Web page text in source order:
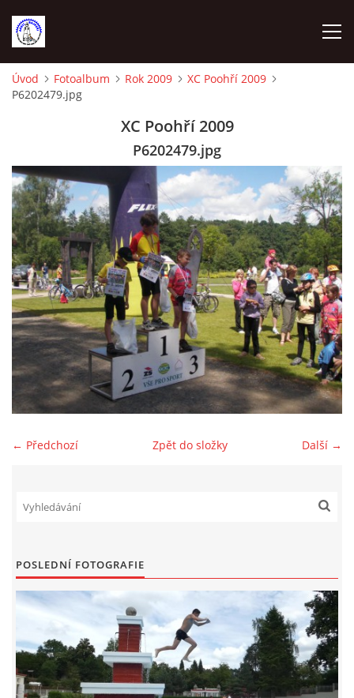
ÚVOD
VYBAVENÍ NA TRÉNINKY
VEDENÍ ODDÍLU
KONTAKTY
DOCHÁZKA A BODOVÁNÍ 2023
SEZNAM ČLENŮ
SPONZOŘI
PŘEHLED ZÁVODŮ
JEN PRO TRENÉRY
ZE ŽIVOTA BAJKERŮ
Úvod Fotoalbum Rok 2009
XC Poohří 2009
P6202479.jpg
XC Poohří 2009
P6202479.jpg
← Předchozí Další →
Zpět do složky
POSLEDNÍ FOTOGRAFIE